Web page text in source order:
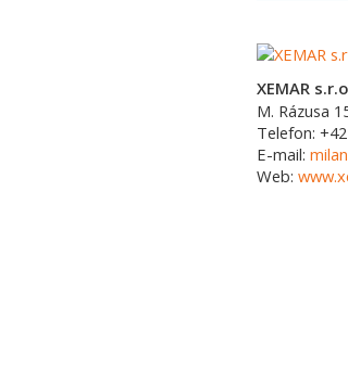
XEMAR
M. Rázusa
Telefon:
E-mail:
Web: